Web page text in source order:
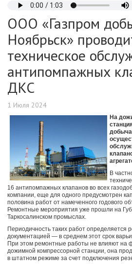
ООО «Газпром
Ноябрьск»
техническое
антипомпажных
ДКС
1 Июля 2024
На
В
16 антипомпажных клапанов во всех
компании, еще для одного предусмотрен
половина работ от намеченного годового
Ремонтные мероприятия уже прошли на
Таркосалинском промыслах.
Периодичность таких работ определяется
документацией — в среднем этот срок
При этом ремонтные работы не влияют на
дожимной компрессорной станции, она
в штатном режиме за счет подключения